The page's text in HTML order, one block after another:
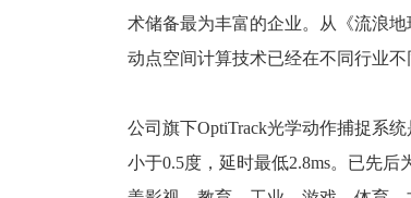
术储备最为丰富的企业。
从《流浪
动点空间计算技术已经在不同行业不
公司旗下OptiTrack光学动作捕捉系
小于0.5度，延时最低2.8ms。已先